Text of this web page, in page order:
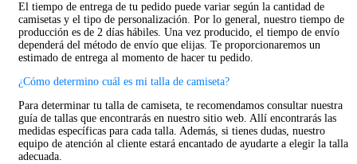
El tiempo de entrega de tu pedido puede variar según la cantidad de
camisetas y el tipo de personalización. Por lo general, nuestro tiempo de
producción es de 2 días hábiles. Una vez producido, el tiempo de envío
dependerá del método de envío que elijas. Te proporcionaremos un
estimado de entrega al momento de hacer tu pedido.
¿Cómo determino cuál es mi talla de camiseta?
Para determinar tu talla de camiseta, te recomendamos consultar nuestra
guía de tallas que encontrarás en nuestro sitio web. Allí encontrarás las
medidas específicas para cada talla. Además, si tienes dudas, nuestro
equipo de atención al cliente estará encantado de ayudarte a elegir la talla
adecuada.